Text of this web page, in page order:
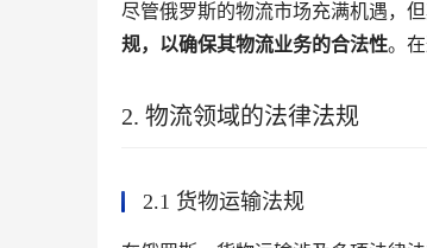
尽管俄罗斯的物流市场充满机遇，
规，以确保其物流业务的合法性。
2. 物流领域的法律法规
2.1 货物运输法规